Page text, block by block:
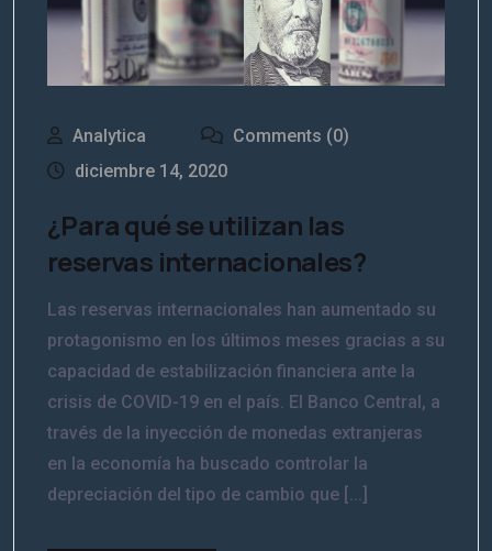
Analytica
Comments (0)
diciembre 14, 2020
¿Para qué se utilizan las
reservas internacionales?
Las reservas internacionales han aumentado su
protagonismo en los últimos meses gracias a su
capacidad de estabilización financiera ante la
crisis de COVID-19 en el país. El Banco Central, a
través de la inyección de monedas extranjeras
en la economía ha buscado controlar la
depreciación del tipo de cambio que [...]